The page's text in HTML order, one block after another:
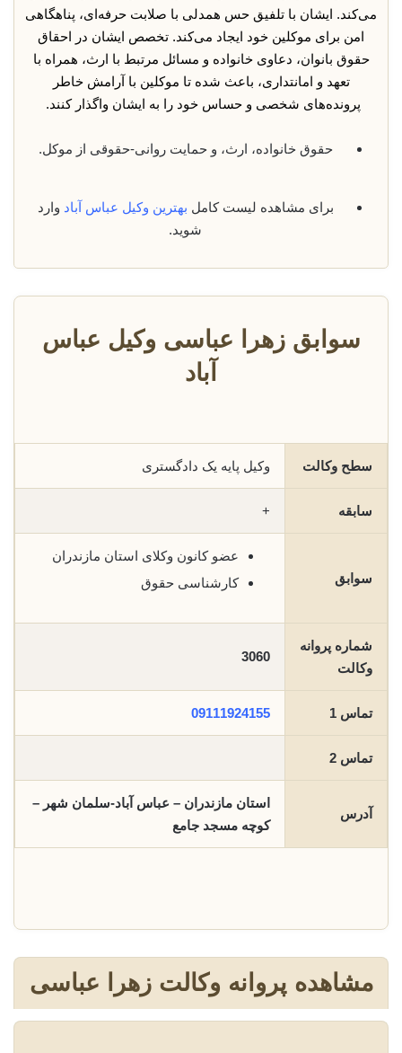
می‌کند. ایشان با تلفیق حس همدلی با صلابت حرفه‌ای، پناهگاهی
امن برای موکلین خود ایجاد می‌کند. تخصص ایشان در احقاق
حقوق بانوان، دعاوی خانواده و مسائل مرتبط با ارث، همراه با
تعهد و امانتداری، باعث شده تا موکلین با آرامش خاطر
پرونده‌های شخصی و حساس خود را به ایشان واگذار کنند.
حقوق خانواده، ارث، و حمایت روانی-حقوقی از موکل.
برای مشاهده لیست کامل بهترین وکیل عباس آباد وارد
شوید.
سوابق زهرا عباسی وکیل عباس
آباد
سطح وکالت وکیل پایه یک دادگستری
سابقه +
سوابق
عضو کانون وکلای استان مازندران
کارشناسی حقوق
شماره پروانه
وکالت
3060
تماس 1 09111924155
تماس 2
آدرس
استان مازندران – عباس آباد-سلمان شهر –
کوچه مسجد جامع
مشاهده پروانه وکالت زهرا عباسی